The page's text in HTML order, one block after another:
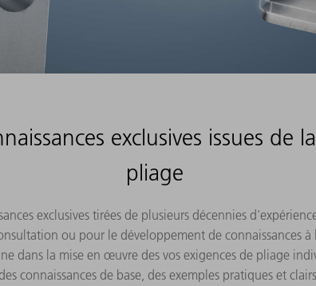
exclusives issues de
pliage
exclusives tirées de plusieurs décennies
ou pour le développement de connaissances
dans la mise en œuvre des vos exigences de pliage
connaissances de base, des exemples pratiques et